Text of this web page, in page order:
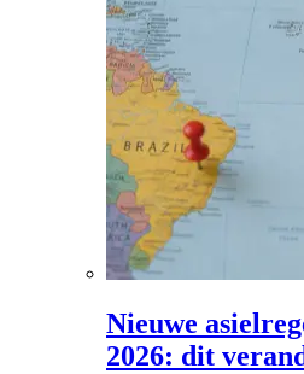
Nieuwe
2026: dit